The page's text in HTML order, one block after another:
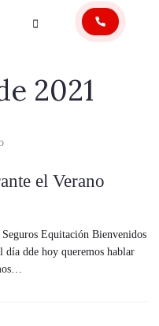
2021
el Verano
Equitación Bienvenidos
día dde hoy queremos hablar